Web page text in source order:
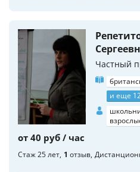
Частный
и еще
от 40 руб / час
Стаж 25 лет 1 отзыв